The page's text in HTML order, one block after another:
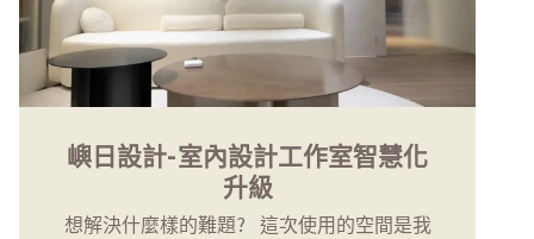
嶼日設計-室內設計工作室智慧化
升級
想解決什麼樣的難題? 這次使用的空間是我